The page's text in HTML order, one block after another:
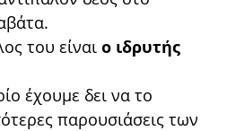
του είναι ο ιδρυτής
έχουμε δει να το
παρουσιάσεις των